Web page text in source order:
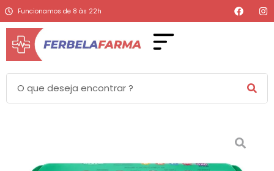
Funcionamos de 8 às 22h